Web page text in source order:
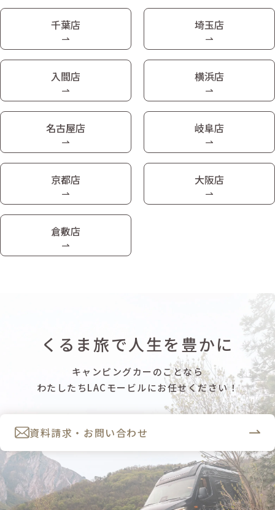
千葉店 埼玉店
入間店 横浜店
名古屋店 岐阜店
京都店 大阪店
倉敷店
くるま旅で人生を豊かに
キャンピングカーのことなら
わたしたちLACモービルにお任せください！
資料請求・お問い合わせ